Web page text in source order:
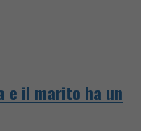
e il marito ha un